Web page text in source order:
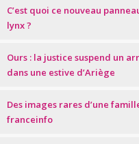
C’est quoi ce nouveau
lynx ?
Ours : la justice suspend un
dans une estive d’Ariège
Des images rares d’une
franceinfo